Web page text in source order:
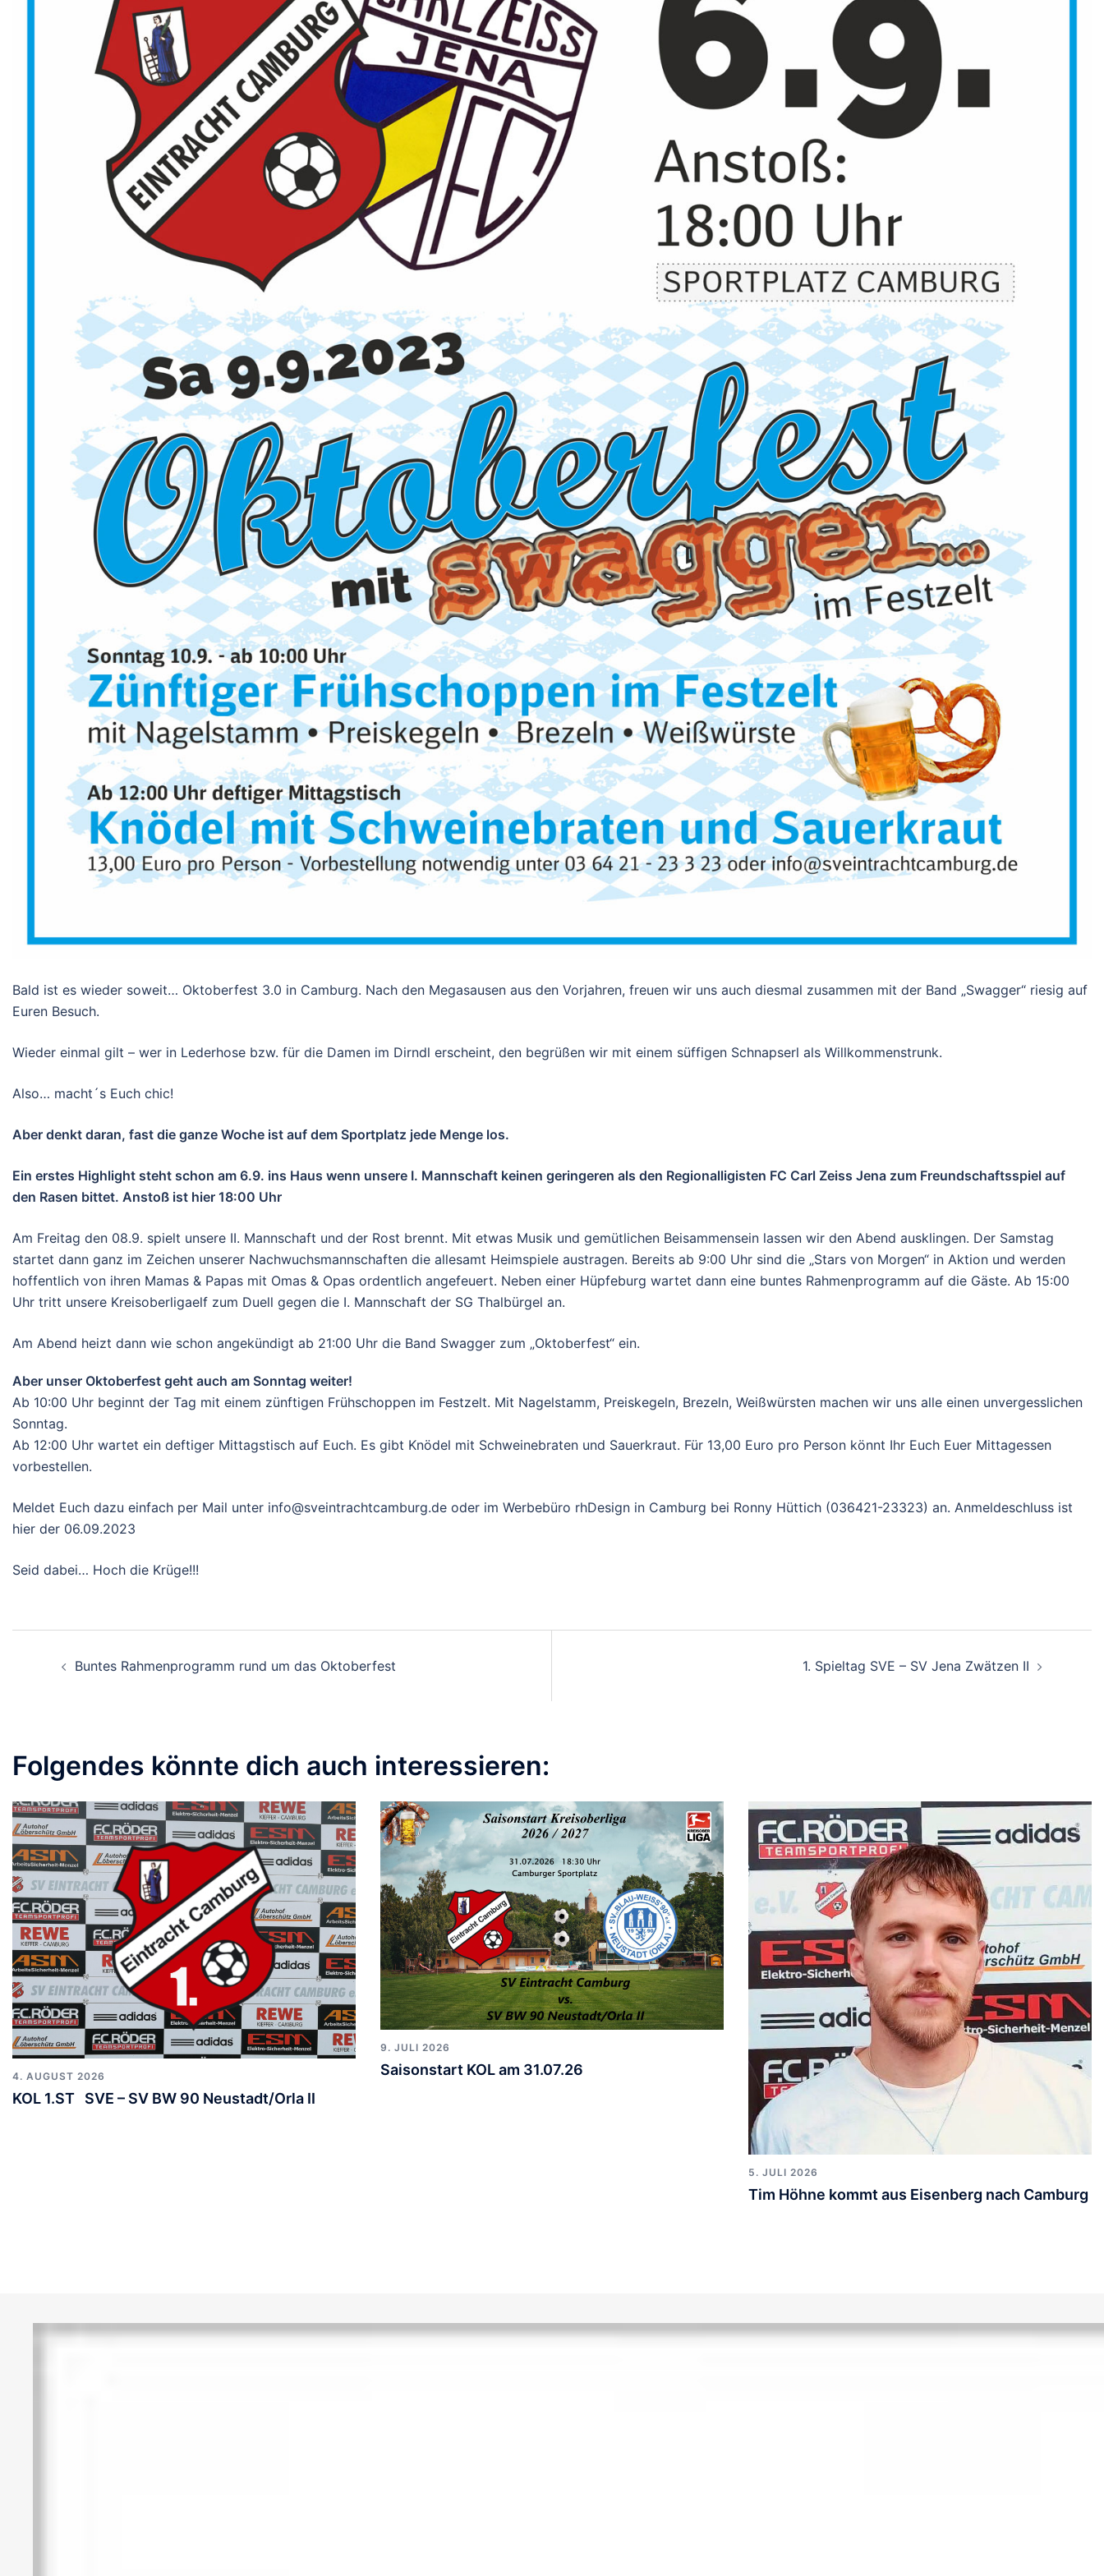
Bald ist es wieder soweit… Oktoberfest 3.0 in Camburg. Nach den Megasausen aus den Vorjahren, freuen wir uns auch diesmal zusammen mit der Band „Swagger“ riesig auf
Euren Besuch.
Wieder einmal gilt – wer in Lederhose bzw. für die Damen im Dirndl erscheint, den begrüßen wir mit einem süffigen Schnapserl als Willkommenstrunk.
Also… macht´s Euch chic!
Aber denkt daran, fast die ganze Woche ist auf dem Sportplatz jede Menge los.
Ein erstes Highlight steht schon am 6.9. ins Haus wenn unsere I. Mannschaft keinen geringeren als den Regionalligisten FC Carl Zeiss Jena zum Freundschaftsspiel auf
den Rasen bittet. Anstoß ist hier 18:00 Uhr
Am Freitag den 08.9. spielt unsere II. Mannschaft und der Rost brennt. Mit etwas Musik und gemütlichen Beisammensein lassen wir den Abend ausklingen. Der Samstag
startet dann ganz im Zeichen unserer Nachwuchsmannschaften die allesamt Heimspiele austragen. Bereits ab 9:00 Uhr sind die „Stars von Morgen“ in Aktion und werden
hoffentlich von ihren Mamas & Papas mit Omas & Opas ordentlich angefeuert. Neben einer Hüpfeburg wartet dann eine buntes Rahmenprogramm auf die Gäste. Ab 15:00
Uhr tritt unsere Kreisoberligaelf zum Duell gegen die I. Mannschaft der SG Thalbürgel an.
Am Abend heizt dann wie schon angekündigt ab 21:00 Uhr die Band Swagger zum „Oktoberfest“ ein.
Aber unser Oktoberfest geht auch am Sonntag weiter!
Ab 10:00 Uhr beginnt der Tag mit einem zünftigen Frühschoppen im Festzelt. Mit Nagelstamm, Preiskegeln, Brezeln, Weißwürsten machen wir uns alle einen unvergesslichen
Sonntag.
Ab 12:00 Uhr wartet ein deftiger Mittagstisch auf Euch. Es gibt Knödel mit Schweinebraten und Sauerkraut. Für 13,00 Euro pro Person könnt Ihr Euch Euer Mittagessen
vorbestellen.
Meldet Euch dazu einfach per Mail unter info@sveintrachtcamburg.de oder im Werbebüro rhDesign in Camburg bei Ronny Hüttich (036421-23323) an. Anmeldeschluss ist
hier der 06.09.2023
Seid dabei… Hoch die Krüge!!!
Buntes Rahmenprogramm rund um das Oktoberfest 1. Spieltag SVE – SV Jena Zwätzen II
Folgendes könnte dich auch interessieren:
4. AUGUST 2026
KOL 1.ST SVE – SV BW 90 Neustadt/Orla II
9. JULI 2026
Saisonstart KOL am 31.07.26
5. JULI 2026
Tim Höhne kommt aus Eisenberg nach Camburg